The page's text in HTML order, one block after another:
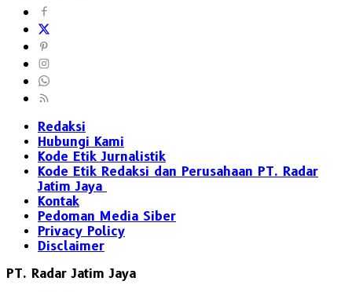
Redaksi
Hubungi Kami
Kode Etik Jurnalistik
Kode Etik Redaksi dan Perusahaan PT. Radar
Jatim Jaya
Kontak
Pedoman Media Siber
Privacy Policy
Disclaimer
PT. Radar Jatim Jaya